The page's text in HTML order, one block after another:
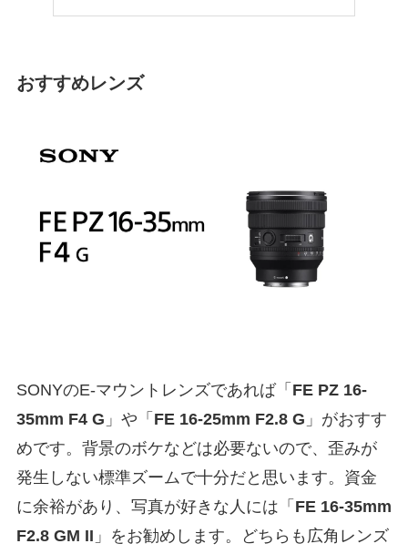
おすすめレンズ
SONYのE-マウントレンズであれば「 FE PZ 16-
35mm F4 G 」や「 FE 16-25mm F2.8 G 」がおすす
めです。背景のボケなどは必要ないので、歪みが
発生しない標準ズームで十分だと思います。資金
に余裕があり、写真が好きな人には「 FE 16-35mm
F2.8 GM II 」をお勧めします。どちらも広角レンズ